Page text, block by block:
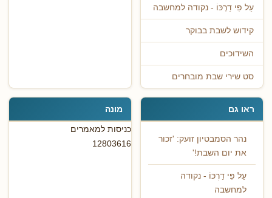
עַל פִּי דַרְכּוֹ - נקודה למחשבה
קידוש לשבת בבוקר
השידוכים
סט שירי שבת מובחרים
ראו גם
נהר הסמבטיון זועק: 'זכור
את יום השבת!'
עַל פִּי דַרְכּוֹ - נקודה
למחשבה
מונה
כניסות למאמרים
12803616